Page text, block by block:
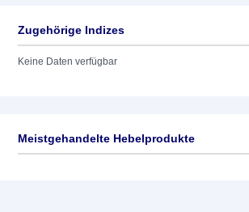
Zugehörige Indizes
Keine Daten verfügbar
Meistgehandelte Hebelprodukte